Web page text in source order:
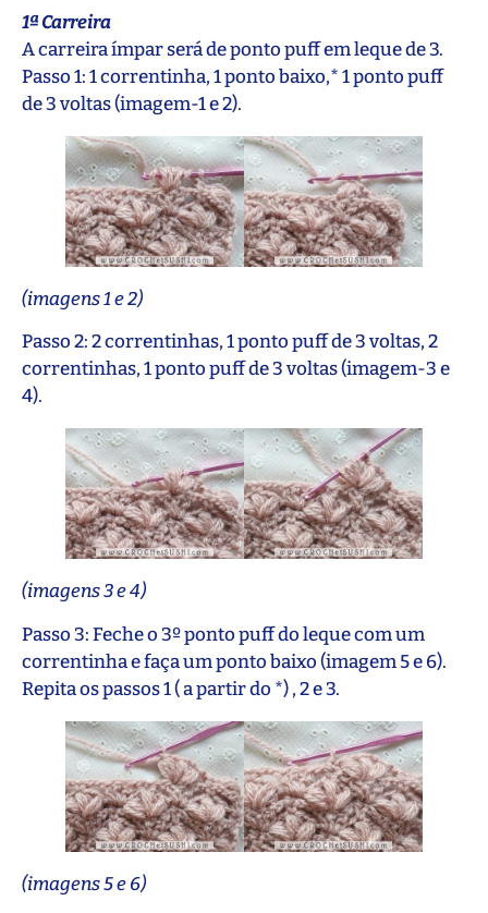
1ª Carreira
A carreira ímpar será de ponto puff em leque de 3.
Passo 1: 1 correntinha, 1 ponto baixo,* 1 ponto puff
de 3 voltas (imagem-1 e 2).
(imagens 1 e 2)
Passo 2: 2 correntinhas, 1 ponto puff de 3 voltas, 2
correntinhas, 1 ponto puff de 3 voltas (imagem-3 e
4).
(imagens 3 e 4)
Passo 3: Feche o 3º ponto puff do leque com um
correntinha e faça um ponto baixo (imagem 5 e 6).
Repita os passos 1 ( a partir do *) , 2 e 3.
(imagens 5 e 6)